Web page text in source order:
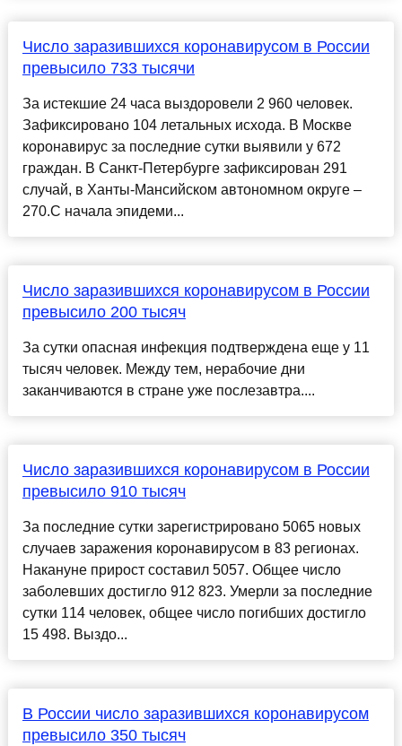
Число заразившихся коронавирусом в России
превысило 733 тысячи
За истекшие 24 часа выздоровели 2 960 человек.
Зафиксировано 104 летальных исхода. В Москве
коронавирус за последние сутки выявили у 672
граждан. В Санкт-Петербурге зафиксирован 291
случай, в Ханты-Мансийском автономном округе –
270.С начала эпидеми...
Число заразившихся коронавирусом в России
превысило 200 тысяч
За сутки опасная инфекция подтверждена еще у 11
тысяч человек. Между тем, нерабочие дни
заканчиваются в стране уже послезавтра....
Число заразившихся коронавирусом в России
превысило 910 тысяч
За последние сутки зарегистрировано 5065 новых
случаев заражения коронавирусом в 83 регионах.
Накануне прирост составил 5057. Общее число
заболевших достигло 912 823. Умерли за последние
сутки 114 человек, общее число погибших достигло
15 498. Выздо...
В России число заразившихся коронавирусом
превысило 350 тысяч